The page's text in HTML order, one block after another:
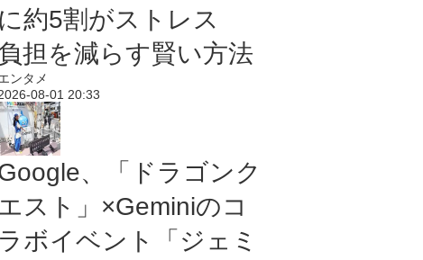
に約5割がストレス
担を減らす賢い方法
ンタメ
08-01 20:33
、「ドラゴンク
エスト」×Geminiのコ
ラボイベント「ジェミ